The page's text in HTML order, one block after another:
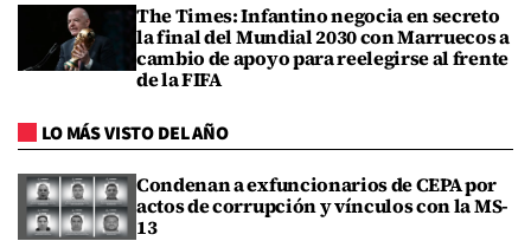
The Times: Infantino negocia en secreto
la final del Mundial 2030 con Marruecos a
cambio de apoyo para reelegirse al frente
de la FIFA
LO MÁS VISTO DEL AÑO
Condenan a exfuncionarios de CEPA por
actos de corrupción y vínculos con la MS-
13